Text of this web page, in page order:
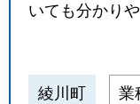
いても分かり
綾川町 業